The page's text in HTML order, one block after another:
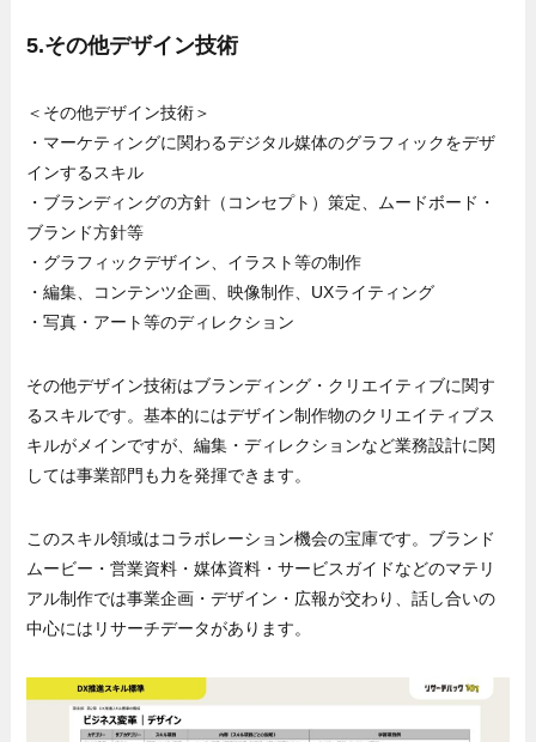
5.その他デザイン技術
＜その他デザイン技術＞
・マーケティングに関わるデジタル媒体のグラフィックをデザ
インするスキル
・ブランディングの方針（コンセプト）策定、ムードボード・
ブランド方針等
・グラフィックデザイン、イラスト等の制作
・編集、コンテンツ企画、映像制作、UXライティング
・写真・アート等のディレクション
その他デザイン技術はブランディング・クリエイティブに関す
るスキルです。基本的にはデザイン制作物のクリエイティブス
キルがメインですが、編集・ディレクションなど業務設計に関
しては事業部門も力を発揮できます。
このスキル領域はコラボレーション機会の宝庫です。ブランド
ムービー・営業資料・媒体資料・サービスガイドなどのマテリ
アル制作では事業企画・デザイン・広報が交わり、話し合いの
中心にはリサーチデータがあります。